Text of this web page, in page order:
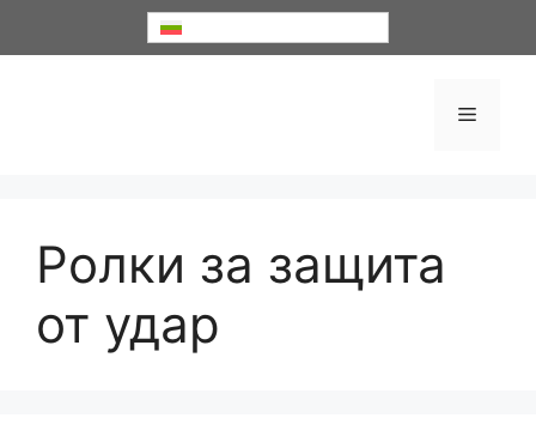
съдържанието
Меню
Ролки за защита
от удар